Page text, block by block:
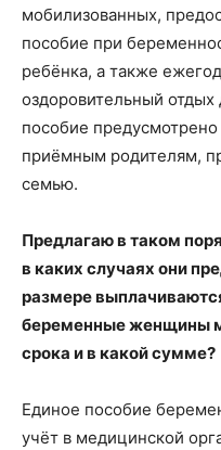
мобилизованных,
пособие при
ребёнка, а также
оздоровительный
пособие
приёмным родителям,
семью.
Предлагаю в таком
в каких случаях они
размере
беременные женщины
срока и в какой сумме?
Единое пособие
учёт в медицинской